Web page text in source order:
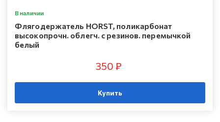
В наличии
Флягодержатель HORST, поликарбонат
высокопрочн. облегч. с резинов. перемычкой
белый
350 ₽
Купить